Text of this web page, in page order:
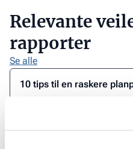
Relevante
rapporter
Se alle
10 tips til en raskere